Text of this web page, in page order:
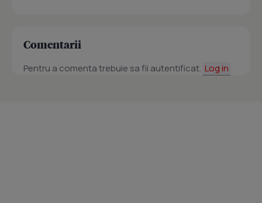
Comentarii
Pentru a comenta trebuie sa fii autentificat. Log in